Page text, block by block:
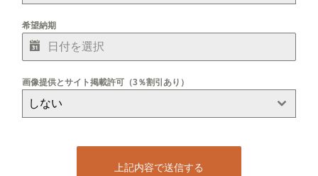
希望納期
画像提供とサイト掲載許可（3％割引あり）
しない
上記内容で送信する